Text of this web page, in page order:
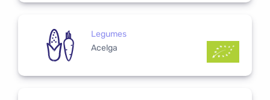
Legumes
Acelga